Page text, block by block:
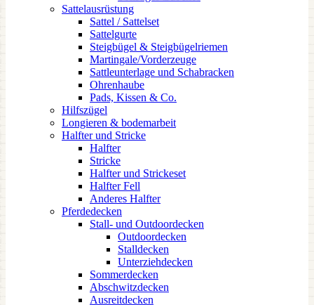
Sattelausrüstung
Sattel / Sattelset
Sattelgurte
Steigbügel & Steigbügelriemen
Martingale/Vorderzeuge
Sattleunterlage und Schabracken
Ohrenhaube
Pads, Kissen & Co.
Hilfszügel
Longieren & bodemarbeit
Halfter und Stricke
Halfter
Stricke
Halfter und Strickeset
Halfter Fell
Anderes Halfter
Pferdedecken
Stall- und Outdoordecken
Outdoordecken
Stalldecken
Unterziehdecken
Sommerdecken
Abschwitzdecken
Ausreitdecken